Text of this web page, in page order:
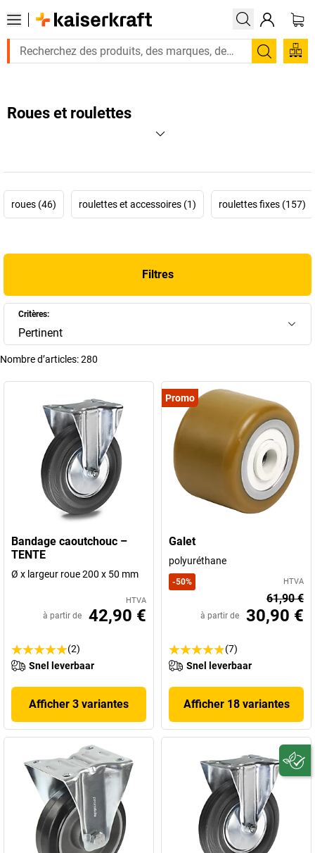
Roues et roulettes
roues (46) roulettes et accessoires (1) roulettes fixes (157)
Filtres
Critères:
Pertinent
Nombre d’articles:280
Bandage caoutchouc –
TENTE
Ø x largeur roue 200 x 50 mm
HTVA
à partir de 42,90 €
(2)
Snel leverbaar
Afficher 3 variantes
Promo
Galet
polyuréthane
-50% HTVA
61,90 €
à partir de 30,90 €
(7)
Snel leverbaar
Afficher 18 variantes